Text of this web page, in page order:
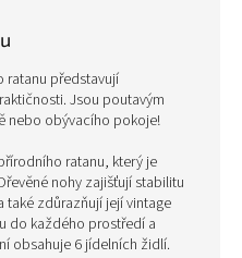
ratanu představují
Jsou poutavým
nebo obývacího pokoje!
ratanu, který je
nohy zajišťují stabilitu
zdůrazňují její vintage
do každého prostředí a
obsahuje 6 jídelních židlí.